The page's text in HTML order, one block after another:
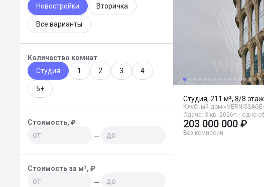
Новостройки
Вторичка
Все варианты
Количество комнат
Студия
1 2 3 4
5+
Стоимость, ₽
—
Стоимость за м², ₽
—
Студия, 211 м², 8/8 этаж
Клубный дом
Сдача: 3 кв. 2026г. · одно
203 000 000 ₽
Без комиссии